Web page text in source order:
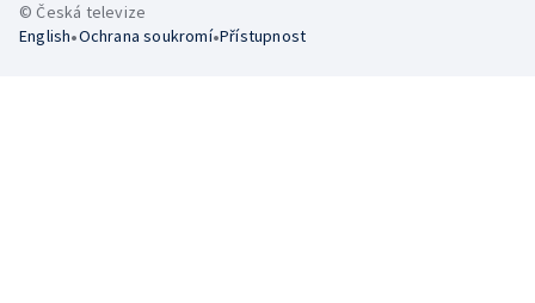
© Česká televize
English•Ochrana soukromí•Přístupnost